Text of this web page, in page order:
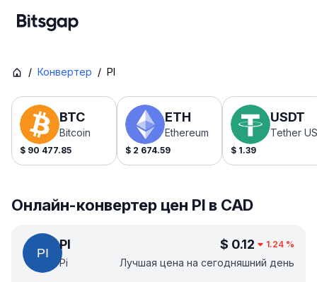
/ Конвертер / PI
BTC
Bitcoin
$ 90 477.85
ETH
Ethereum
$ 2 674.59
USDT
Tether
$ 1.39
Онлайн-конвертер цен PI в CAD
PI
Pi
$ 0.12 1.24 %
Лучшая цена на сегодняшний день